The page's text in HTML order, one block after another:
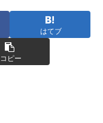
はてブ
コピー